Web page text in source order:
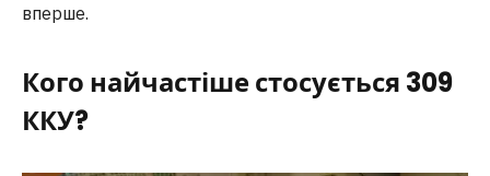
вперше.
Кого найчастіше стосується 309
ККУ?